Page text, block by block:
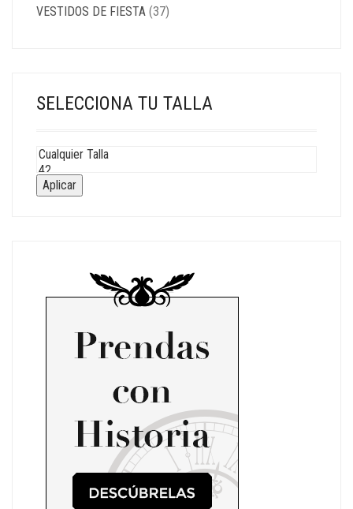
VESTIDOS DE FIESTA (37)
SELECCIONA TU TALLA
Aplicar